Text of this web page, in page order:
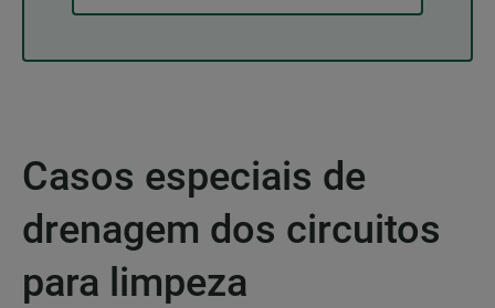
Casos especiais de
drenagem dos circuitos
para limpeza